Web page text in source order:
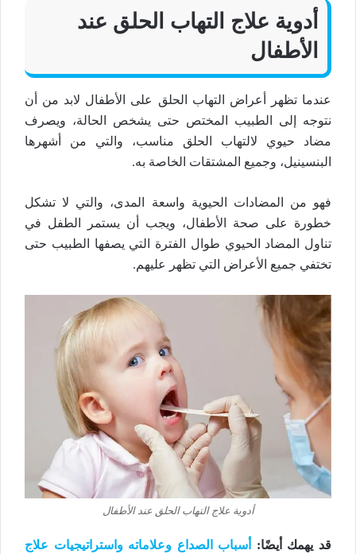
أدوية علاج التهاب الحلق عند
الأطفال
عندما تظهر أعراض التهاب الحلق على الأطفال لابد من أن
نتوجه إلى الطبيب المختص حتى يشخص الحالة، ويصرف
مضاد حيوي لالتهاب الحلق مناسب، والتي من أشهرها
البنسينيل، وجميع المشتقات الخاصة به.
فهو من المضادات الحيوية واسعة المدى، والتي لا تشكل
خطورة على صحة الأطفال، ويجب أن يستمر الطفل في
تناول المضاد الحيوي طوال الفترة التي يصفها الطبيب حتى
تختفي جميع الأعراض التي تظهر عليهم.
أدوية علاج التهاب الحلق عند الأطفال
قد يهمك أيضًا:
أسباب الصداع وعلاماته واستراتيجيات علاج